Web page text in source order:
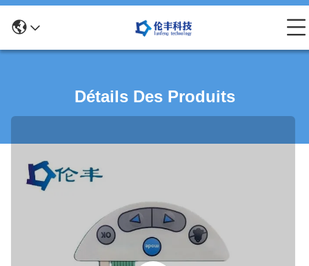
Détails Des Produits